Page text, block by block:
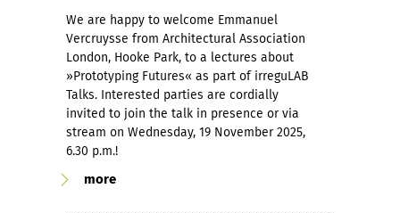
We are happy to welcome Emmanuel
Vercruysse from Architectural Association
London, Hooke Park, to a lectures about
»Prototyping Futures« as part of irreguLAB
Talks. Interested parties are cordially
invited to join the talk in presence or via
stream on Wednesday, 19 November 2025,
6.30 p.m.!
more